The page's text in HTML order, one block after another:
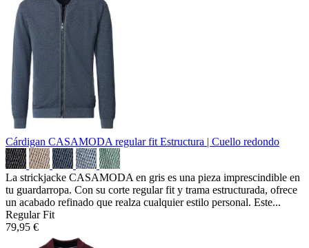
Cárdigan CASAMODA regular fit Estructura | Cuello redondo
La strickjacke CASAMODA en gris es una pieza imprescindible en
tu guardarropa. Con su corte regular fit y trama estructurada, ofrece
un acabado refinado que realza cualquier estilo personal. Este...
Regular Fit
79,95 €